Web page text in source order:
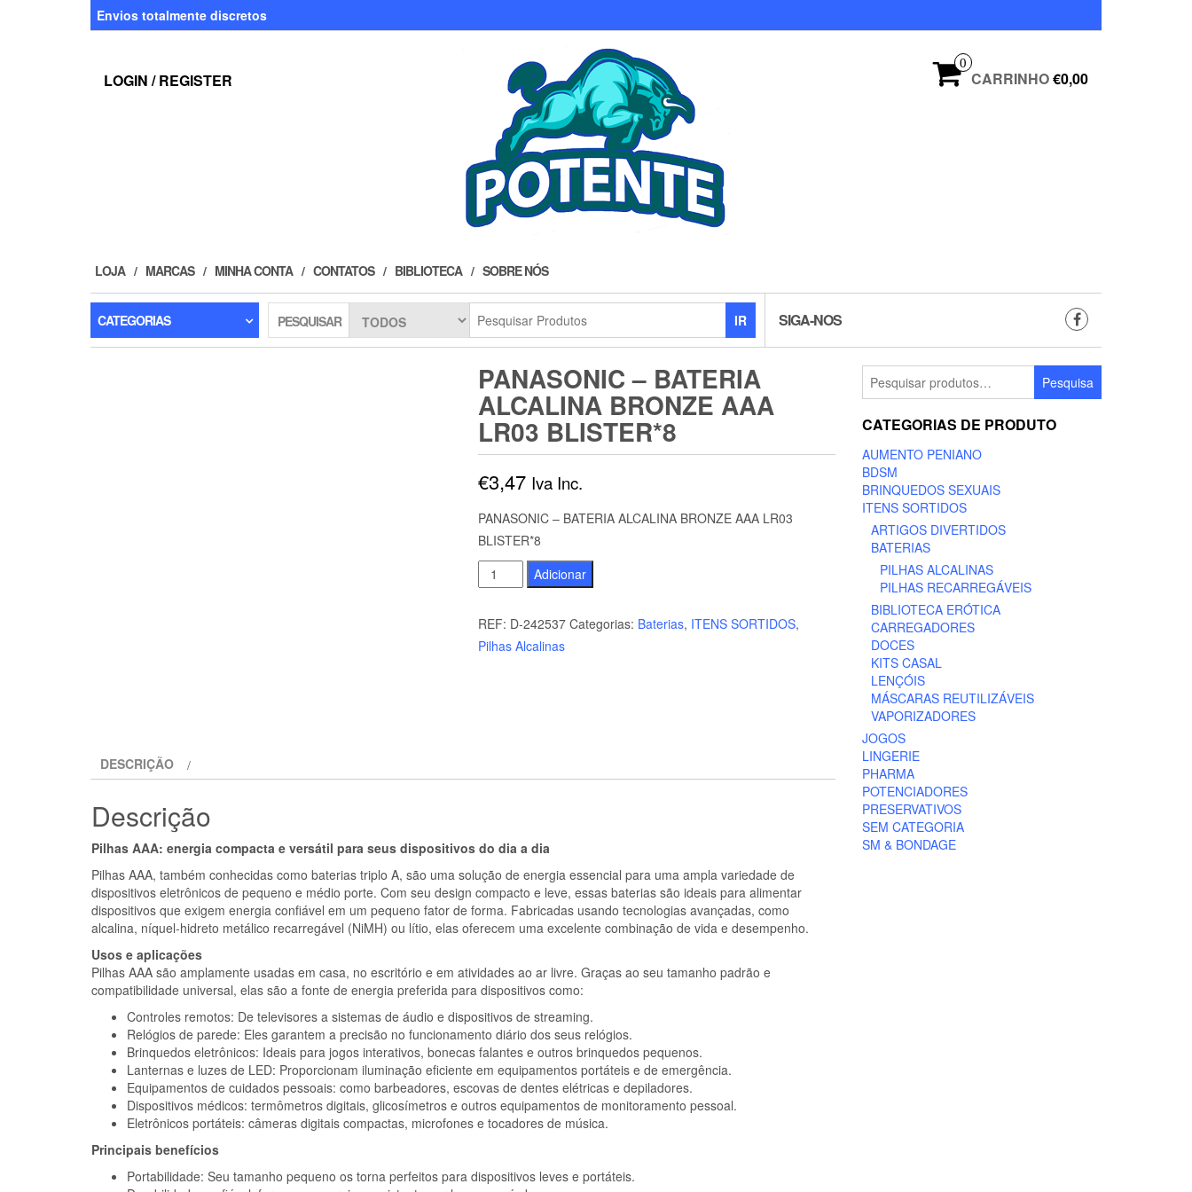
Envios totalmente discretos
LOGIN / REGISTER
0
CARRINHO€0,00
LOJA MARCAS MINHA CONTA CONTATOS BIBLIOTECA SOBRE NÓS
CATEGORIAS PESQUISAR IR SIGA-NOS
PANASONIC – BATERIA
ALCALINA BRONZE AAA
LR03 BLISTER*8
€3,47 Iva Inc.
PANASONIC – BATERIA ALCALINA BRONZE AAA LR03
BLISTER*8
Quantidade
de
PANASONIC
-
Adicionar
REF: D-242537 Categorias: Baterias, ITENS SORTIDOS,
Pilhas Alcalinas
DESCRIÇÃO
Descrição
Pilhas AAA: energia compacta e versátil para seus dispositivos do dia a dia
Pilhas AAA, também conhecidas como baterias triplo A, são uma solução de energia essencial para uma ampla variedade de
dispositivos eletrônicos de pequeno e médio porte. Com seu design compacto e leve, essas baterias são ideais para alimentar
dispositivos que exigem energia confiável em um pequeno fator de forma. Fabricadas usando tecnologias avançadas, como
alcalina, níquel-hidreto metálico recarregável (NiMH) ou lítio, elas oferecem uma excelente combinação de vida e desempenho.
Usos e aplicações
Pilhas AAA são amplamente usadas em casa, no escritório e em atividades ao ar livre. Graças ao seu tamanho padrão e
compatibilidade universal, elas são a fonte de energia preferida para dispositivos como:
Controles remotos: De televisores a sistemas de áudio e dispositivos de streaming.
Relógios de parede: Eles garantem a precisão no funcionamento diário dos seus relógios.
Brinquedos eletrônicos: Ideais para jogos interativos, bonecas falantes e outros brinquedos pequenos.
Lanternas e luzes de LED: Proporcionam iluminação eficiente em equipamentos portáteis e de emergência.
Equipamentos de cuidados pessoais: como barbeadores, escovas de dentes elétricas e depiladores.
Dispositivos médicos: termômetros digitais, glicosímetros e outros equipamentos de monitoramento pessoal.
Eletrônicos portáteis: câmeras digitais compactas, microfones e tocadores de música.
Principais benefícios
Portabilidade: Seu tamanho pequeno os torna perfeitos para dispositivos leves e portáteis.
Pesquisar
por:
Pesquisa
CATEGORIAS DE PRODUTO
AUMENTO PENIANO
BDSM
BRINQUEDOS SEXUAIS
ITENS SORTIDOS
ARTIGOS DIVERTIDOS
BATERIAS
PILHAS ALCALINAS
PILHAS RECARREGÁVEIS
BIBLIOTECA ERÓTICA
CARREGADORES
DOCES
KITS CASAL
LENÇÓIS
MÁSCARAS REUTILIZÁVEIS
VAPORIZADORES
JOGOS
LINGERIE
PHARMA
POTENCIADORES
PRESERVATIVOS
SEM CATEGORIA
SM & BONDAGE